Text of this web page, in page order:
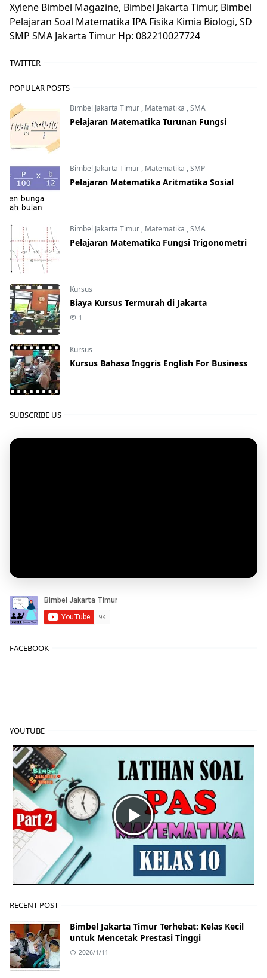
Xylene Bimbel Magazine, Bimbel Jakarta Timur, Bimbel
Pelajaran Soal Matematika IPA Fisika Kimia Biologi, SD
SMP SMA Jakarta Timur Hp: 082210027724
TWITTER
POPULAR POSTS
Bimbel Jakarta Timur , Matematika ,SMA
Pelajaran Matematika Turunan Fungsi
Bimbel Jakarta Timur , Matematika ,SMP
Pelajaran Matematika Aritmatika Sosial
Bimbel Jakarta Timur , Matematika ,SMA
Pelajaran Matematika Fungsi Trigonometri
Kursus
Biaya Kursus Termurah di Jakarta
1
Kursus
Kursus Bahasa Inggris English For Business
SUBSCRIBE US
FACEBOOK
YOUTUBE
RECENT POST
Bimbel Jakarta Timur Terhebat: Kelas Kecil
untuk Mencetak Prestasi Tinggi
2026/1/11